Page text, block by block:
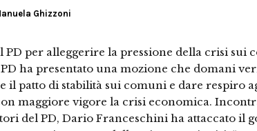
Ghizzoni
PD per alleggerire la pressione della crisi sui
ha presentato una mozione che domani
il patto di stabilità sui comuni e dare respiro
maggiore vigore la crisi economica.
del PD, Dario Franceschini ha attaccato il